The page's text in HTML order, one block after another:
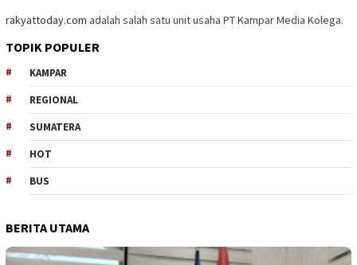
rakyattoday.com adalah salah satu unit usaha PT Kampar Media Kolega.
TOPIK POPULER
KAMPAR
REGIONAL
SUMATERA
HOT
BUS
BERITA UTAMA